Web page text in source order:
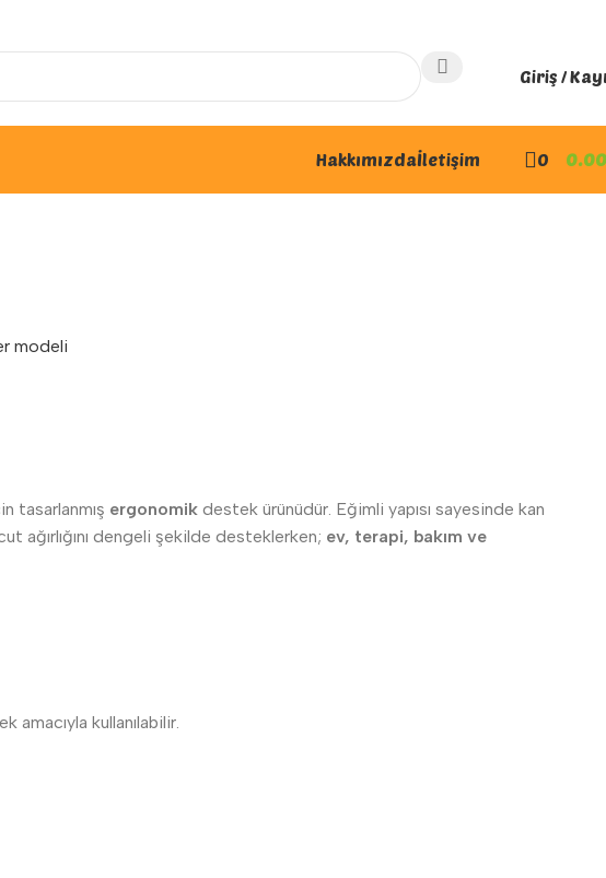
Giriş /
Hakkımızdaİletişim 0 0.00
tasarlanmış ergonomik destek ürünüdür. Eğimli yapısı sayesinde kan
ağırlığını dengeli şekilde desteklerken; ev, terapi, bakım ve
amacıyla kullanılabilir.